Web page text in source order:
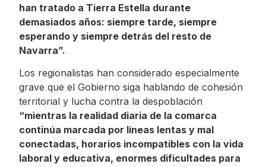
han tratado a Tierra Estella durante
demasiados años: siempre tarde, siempre
esperando y siempre detrás del resto de
Navarra”.
Los regionalistas han considerado especialmente
grave que el Gobierno siga hablando de cohesión
territorial y lucha contra la despoblación
“mientras la realidad diaria de la comarca
continúa marcada por líneas lentas y mal
conectadas, horarios incompatibles con la vida
laboral y educativa, enormes dificultades para